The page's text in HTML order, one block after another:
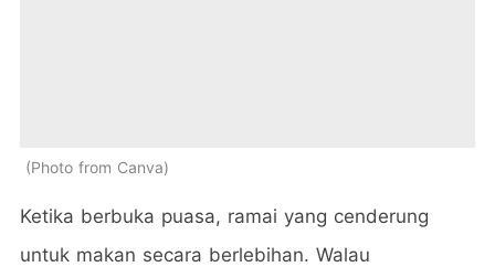
Photo from Canva
Ketika berbuka puasa, ramai yang cenderung
untuk makan secara berlebihan. Walau